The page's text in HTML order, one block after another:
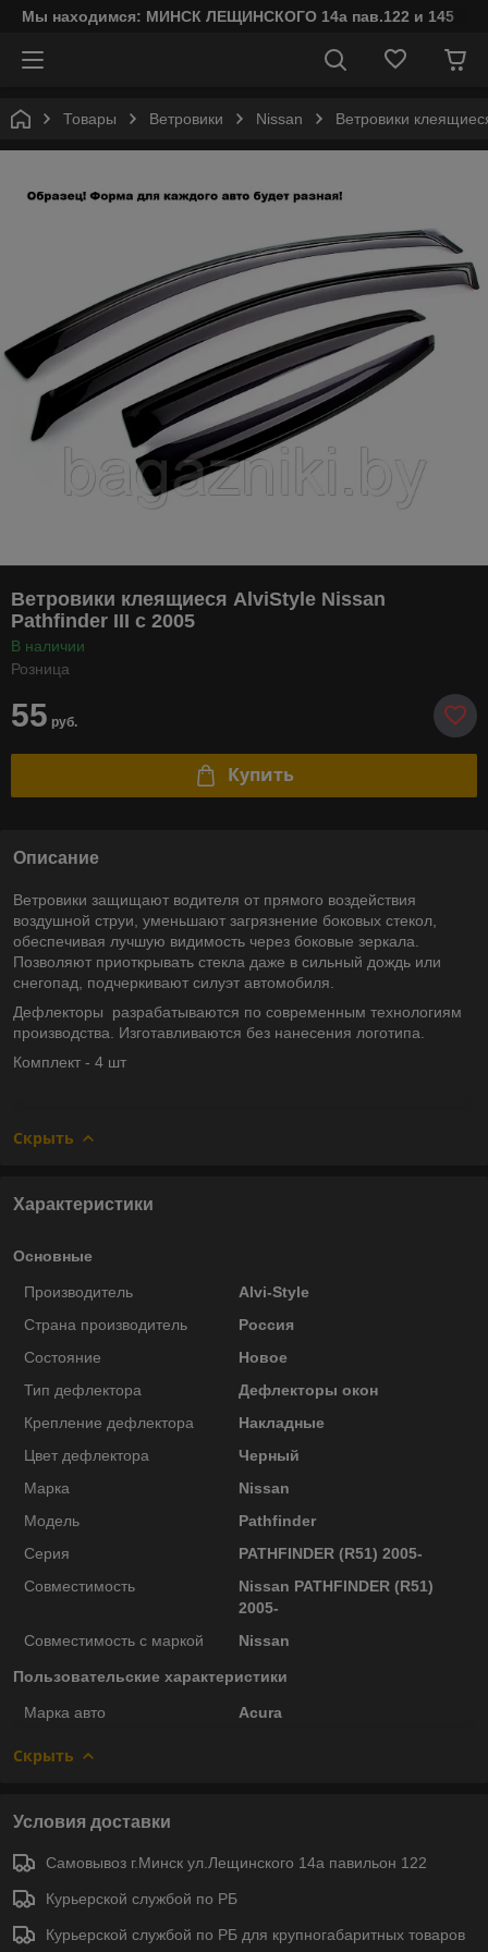
Мы находимся: МИНСК ЛЕЩИНСКОГО 14а пав.122 и 145
Товары Ветровики Nissan Ветровики
Ветровики клеящиеся AlviStyle Nissan
Pathfinder III с 2005
В наличии
Розница
55 руб.
Купить
Описание
Ветровики защищают водителя от прямого воздействия
воздушной струи, уменьшают загрязнение боковых стекол,
обеспечивая лучшую видимость через боковые зеркала.
Позволяют приоткрывать стекла даже в сильный дождь или
снегопад, подчеркивают силуэт автомобиля.
Дефлекторы разрабатываются по современным технологиям
производства.
Изготавливаются без нанесения логотипа.
Комплект - 4 шт
Скрыть
Характеристики
Основные
Производитель
Alvi-Style
Страна производитель
Россия
Состояние
Новое
Тип дефлектора
Дефлекторы окон
Крепление дефлектора
Накладные
Цвет дефлектора
Черный
Марка
Nissan
Модель
Pathfinder
Серия
PATHFINDER (R51) 2005-
Совместимость
Nissan PATHFINDER (R51)
2005-
Совместимость с маркой
Nissan
Пользовательские характеристики
Марка авто Acura
Скрыть
Условия доставки
Самовывоз г.Минск ул.Лещинского 14а павильон 122
Курьерской службой по РБ
Курьерской службой по РБ для крупногабаритных товаров